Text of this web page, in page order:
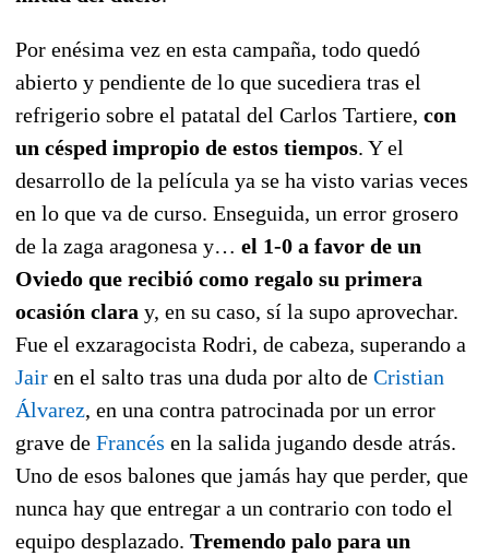
Por enésima vez en esta campaña, todo quedó
abierto y pendiente de lo que sucediera tras el
refrigerio sobre el patatal del Carlos Tartiere, con
un césped impropio de estos tiempos. Y el
desarrollo de la película ya se ha visto varias veces
en lo que va de curso. Enseguida, un error grosero
de la zaga aragonesa y… el 1-0 a favor de un
Oviedo que recibió como regalo su primera
ocasión clara y, en su caso, sí la supo aprovechar.
Fue el exzaragocista Rodri, de cabeza, superando a
Jair en el salto tras una duda por alto de Cristian
Álvarez, en una contra patrocinada por un error
grave de Francés en la salida jugando desde atrás.
Uno de esos balones que jamás hay que perder, que
nunca hay que entregar a un contrario con todo el
equipo desplazado. Tremendo palo para un